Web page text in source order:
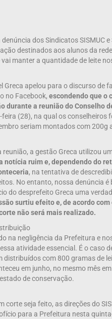
dos Sindicatos SISMUC e
destinados aos alunos da
manter a quantidade de leite
Greca apelou para o discurso de
no Facebook, escondendo que o
durante a reunião do Conselho
(28), na qual os conselheiros
seriam montados com 200g
a gestão Greca utilizou
notícia ruim e, dependendo do
, na tentativa de
No entanto, nossa denúncia é
do desprefeito Greca uma
surtiu efeito e, de acordo com
não será mais realizado.
na negligência da Prefeitura e
atividade essencial. É o caso
distribuídos com 800 gramas de
em junho, no mesmo mês
de conservação.
corte seja feito, as direções do
para a Prefeitura nesta